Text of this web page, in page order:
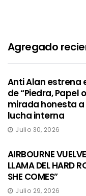
Agregado
Anti Alan estrena
de “Piedra, Papel
mirada honesta
lucha interna
Julio 30, 2026
AIRBOURNE
LLAMA DEL HARD
SHE COMES”
Julio 29, 2026